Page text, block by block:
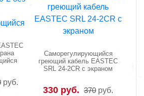
руб.
Саморегулирующийся
греющий кабель EASTEC
SRL 24-2CR с экраном
330 руб. 370 руб.